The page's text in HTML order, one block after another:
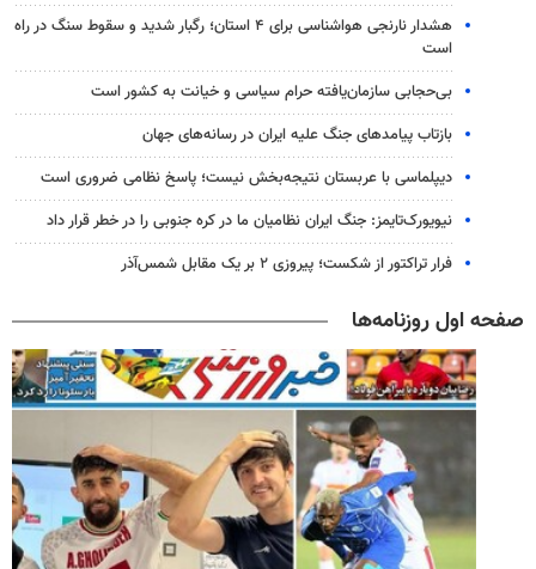
هشدار نارنجی هواشناسی برای ۴ استان؛ رگبار شدید و سقوط سنگ در راه
است
بی‌حجابی سازمان‌یافته حرام سیاسی و خیانت به کشور است
بازتاب پیامدهای جنگ علیه ایران در رسانه‌های جهان
دیپلماسی با عربستان نتیجه‌بخش نیست؛ پاسخ نظامی ضروری است
نیویورک‌تایمز: جنگ ایران نظامیان ما در کره جنوبی را در خطر قرار داد
فرار تراکتور از شکست؛ پیروزی ۲ بر یک مقابل شمس‌آذر
صفحه اول روزنامه‌ها